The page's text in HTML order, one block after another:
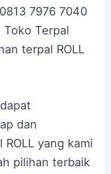
7976 7040
Terpal
terpal ROLL
dan
yang kami
pilihan terbaik